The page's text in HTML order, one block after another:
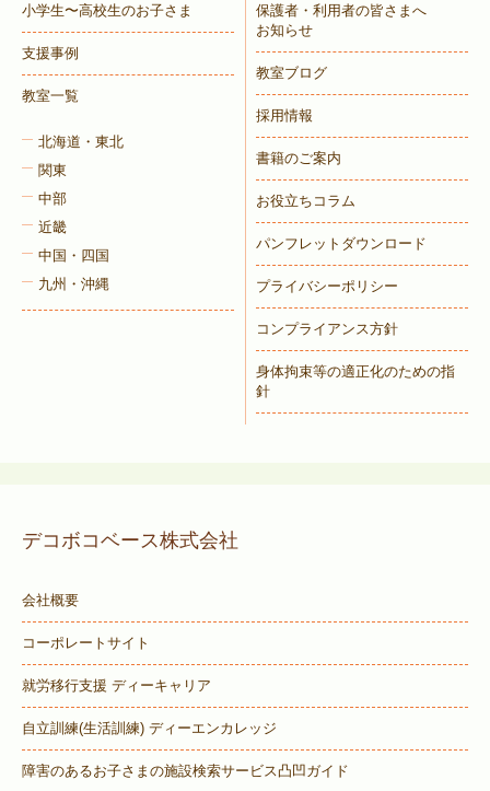
小学生〜高校生のお子さま
支援事例
教室一覧
北海道・東北
関東
中部
近畿
中国・四国
九州・沖縄
保護者・利用者の皆さまへ
お知らせ
教室ブログ
採用情報
書籍のご案内
お役立ちコラム
パンフレットダウンロード
プライバシーポリシー
コンプライアンス方針
身体拘束等の適正化のための指
針
デコボコベース株式会社
会社概要
コーポレートサイト
就労移行支援 ディーキャリア
自立訓練(生活訓練) ディーエンカレッジ
障害のあるお子さまの施設検索サービス凸凹ガイド